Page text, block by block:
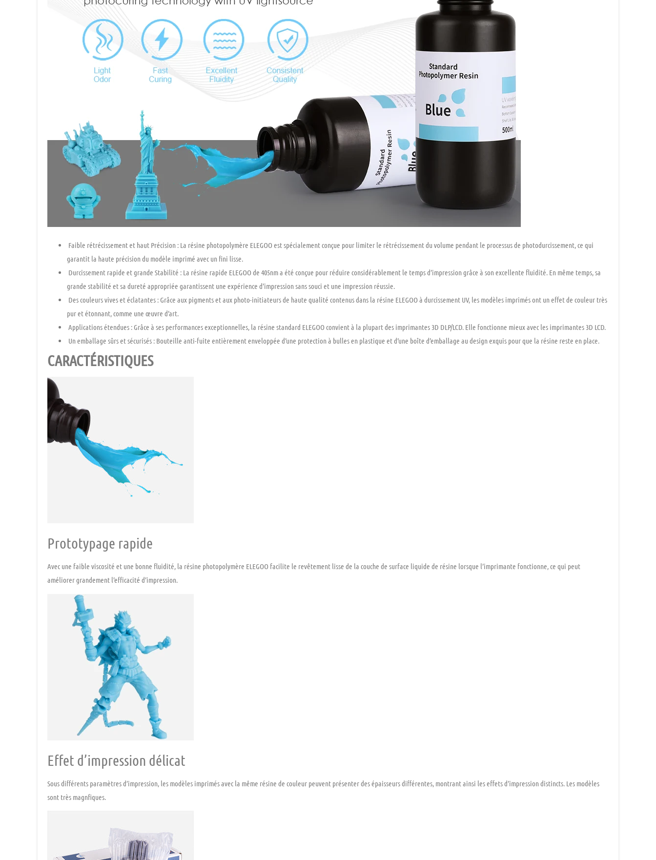
Faible rétrécissement et haut Précision : La résine photopolymère ELEGOO est spécialement conçue pour limiter le rétrécissement du volume pendant le processus de photodurcissement, ce qui
garantit la haute précision du modèle imprimé avec un fini lisse.
Durcissement rapide et grande Stabilité : La résine rapide ELEGOO de 405nm a été conçue pour réduire considérablement le temps d’impression grâce à son excellente fluidité. En même temps, sa
grande stabilité et sa dureté appropriée garantissent une expérience d’impression sans souci et une impression réussie.
Des couleurs vives et éclatantes : Grâce aux pigments et aux photo-initiateurs de haute qualité contenus dans la résine ELEGOO à durcissement UV, les modèles imprimés ont un effet de couleur très
pur et étonnant, comme une œuvre d’art.
Applications étendues : Grâce à ses performances exceptionnelles, la résine standard ELEGOO convient à la plupart des imprimantes 3D DLP/LCD. Elle fonctionne mieux avec les imprimantes 3D LCD.
Un emballage sûrs et sécurisés : Bouteille anti-fuite entièrement enveloppée d’une protection à bulles en plastique et d’une boîte d’emballage au design exquis pour que la résine reste en place.
CARACTÉRISTIQUES
Prototypage rapide
Avec une faible viscosité et une bonne fluidité, la résine photopolymère ELEGOO facilite le revêtement lisse de la couche de surface liquide de résine lorsque l’imprimante fonctionne, ce qui peut
améliorer grandement l’efficacité d’impression.
Effet d’impression délicat
Sous différents paramètres d’impression, les modèles imprimés avec la même résine de couleur peuvent présenter des épaisseurs différentes, montrant ainsi les effets d’impression distincts. Les modèles
sont très magnfiques.